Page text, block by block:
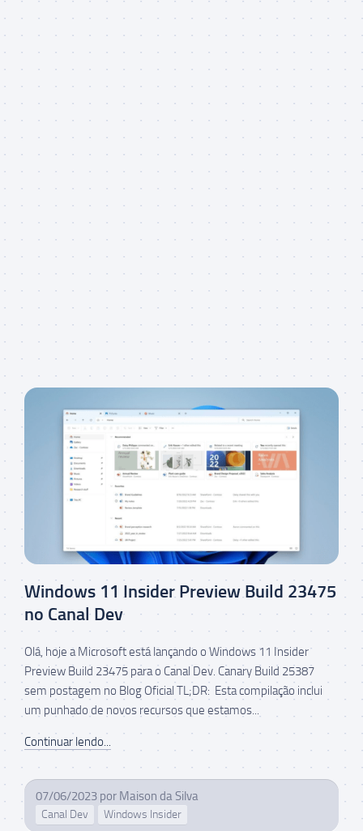
Windows 11 Insider Preview Build 23475
no Canal Dev
Olá, hoje a Microsoft está lançando o Windows 11 Insider
Preview Build 23475 para o Canal Dev. Canary Build 25387
sem postagem no Blog Oficial TL;DR: Esta compilação inclui
um punhado de novos recursos que estamos...
Continuar lendo...
07/06/2023 por Maison da Silva
Canal Dev Windows Insider